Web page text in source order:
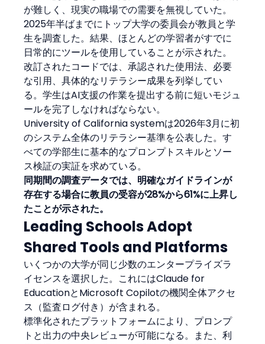
が難しく、現実の職場での需要を無視していた。
2025年半ばまでにトップ大学の委員会が教員と学
生を調査した。結果、ほとんどの学習者がすでに
日常的にツールを使用していることが示された。
改訂されたコードでは、承認された使用法、必要
な引用、具体的なリテラシー成果を列挙してい
る。学生はAI支援の作業を提出する前に短いモジュ
ールを完了しなければならない。
University of California systemは2026年3月に初
のシステム全体のリテラシー基準を公表した。す
べての学部生に基本的なプロンプトスキルとソー
ス検証の実証を求めている。
同期間の調査データでは、明確なガイドラインが
存在する場合に教員の受容が28%から61%に上昇し
たことが示された。
Leading Schools Adopt
Shared Tools and Platforms
いくつかの大学が同じ少数のエンタープライズラ
イセンスを選択した。これにはClaude for
EducationとMicrosoft Copilotの機関全体アクセ
ス（監査ログ付き）が含まれる。
標準化されたプラットフォームにより、プロンプ
トと出力の中央レビューが可能になる。また、利